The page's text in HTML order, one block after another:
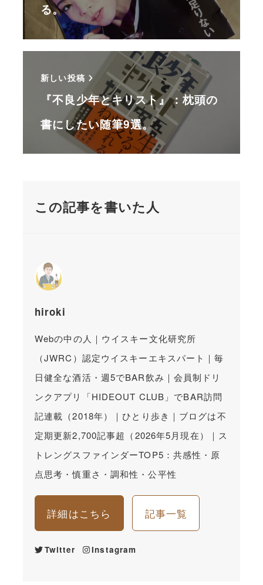
る。
新しい投稿
『不良少年とキリスト』：枕頭の
書にしたい随筆9選。
この記事を書いた人
hiroki
Webの中の人｜ウイスキー文化研究所
（JWRC）認定ウイスキーエキスパート｜毎
日健全な酒活・週5でBAR飲み｜会員制ドリ
ンクアプリ「HIDEOUT CLUB」でBAR訪問
記連載（2018年）｜ひとり歩き｜ブログは不
定期更新2,700記事超（2026年5月現在）｜ス
トレングスファインダーTOP5：共感性・原
点思考・慎重さ・調和性・公平性
詳細はこちら 記事一覧
Twitter Instagram